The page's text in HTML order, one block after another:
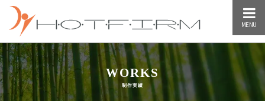
MENU
WORKS
制作実績